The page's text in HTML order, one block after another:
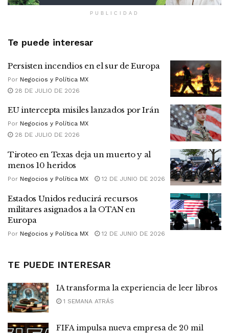
PUBLICIDAD
Te puede interesar
Persisten incendios en el sur de Europa
Por Negocios y Política MX
28 DE JULIO DE 2026
EU intercepta misiles lanzados por Irán
Por Negocios y Política MX
28 DE JULIO DE 2026
Tiroteo en Texas deja un muerto y al
menos 10 heridos
Por Negocios y Política MX 12 DE JUNIO DE 2026
Estados Unidos reducirá recursos
militares asignados a la OTAN en
Europa
Por Negocios y Política MX 12 DE JUNIO DE 2026
TE PUEDE INTERESAR
IA transforma la experiencia de leer libros
1 SEMANA ATRÁS
FIFA impulsa nueva empresa de 20 mil